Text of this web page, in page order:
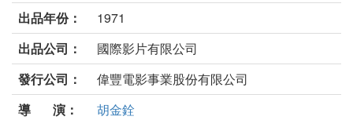
出品年份：
1971
出品公司：
國際影片有限公司
發行公司：
偉豐電影事業股份有限公司
導 演：
胡金銓